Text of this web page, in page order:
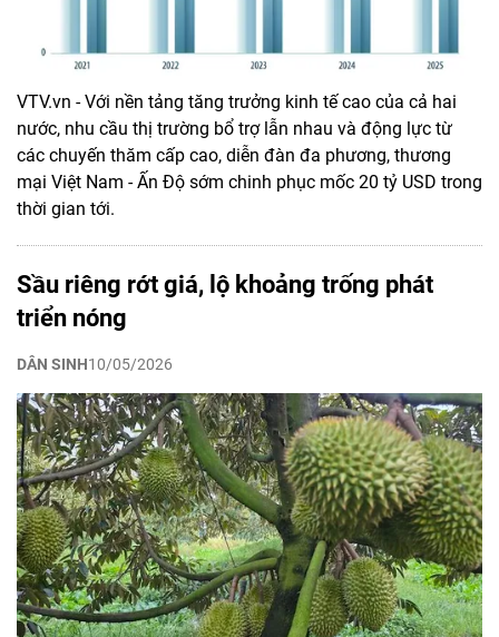
VTV.vn - Với nền tảng tăng trưởng kinh tế cao của cả hai
nước, nhu cầu thị trường bổ trợ lẫn nhau và động lực từ
các chuyến thăm cấp cao, diễn đàn đa phương, thương
mại Việt Nam - Ấn Độ sớm chinh phục mốc 20 tỷ USD trong
thời gian tới.
Sầu riêng rớt giá, lộ khoảng trống phát
triển nóng
DÂN SINH10/05/2026